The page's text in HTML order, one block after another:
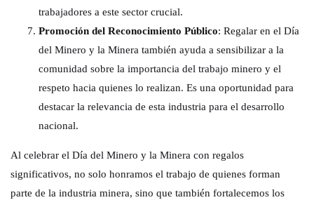
trabajadores a este sector crucial.
Promoción del Reconocimiento Público: Regalar en el Día
del Minero y la Minera también ayuda a sensibilizar a la
comunidad sobre la importancia del trabajo minero y el
respeto hacia quienes lo realizan. Es una oportunidad para
destacar la relevancia de esta industria para el desarrollo
nacional.
Al celebrar el Día del Minero y la Minera con regalos
significativos, no solo honramos el trabajo de quienes forman
parte de la industria minera, sino que también fortalecemos los